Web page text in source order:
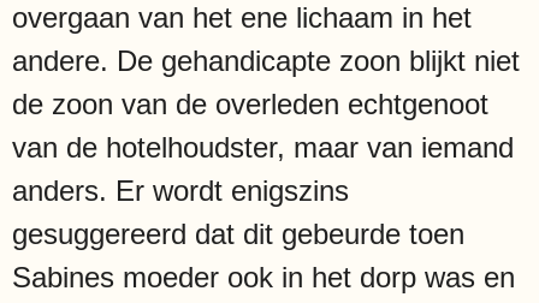
overgaan van het ene lichaam in het
andere. De gehandicapte zoon blijkt niet
de zoon van de overleden echtgenoot
van de hotelhoudster, maar van iemand
anders. Er wordt enigszins
gesuggereerd dat dit gebeurde toen
Sabines moeder ook in het dorp was en